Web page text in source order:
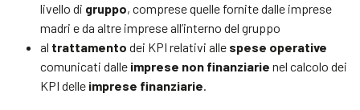
livello di gruppo, comprese quelle fornite dalle imprese
madri e da altre imprese all’interno del gruppo
al trattamento dei KPI relativi alle spese operative
comunicati dalle imprese non finanziarie nel calcolo dei
KPI delle imprese finanziarie.